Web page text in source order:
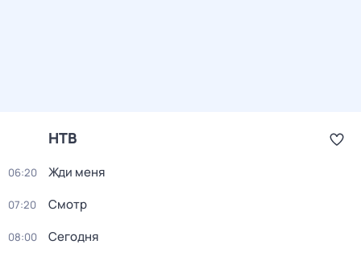
НТВ
06:20 Жди меня
07:20 Смотр
08:00 Сегодня